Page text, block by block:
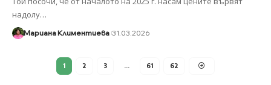
надолу…
Мариана Климентиева 31.03.2026
1 2 3 … 61 62